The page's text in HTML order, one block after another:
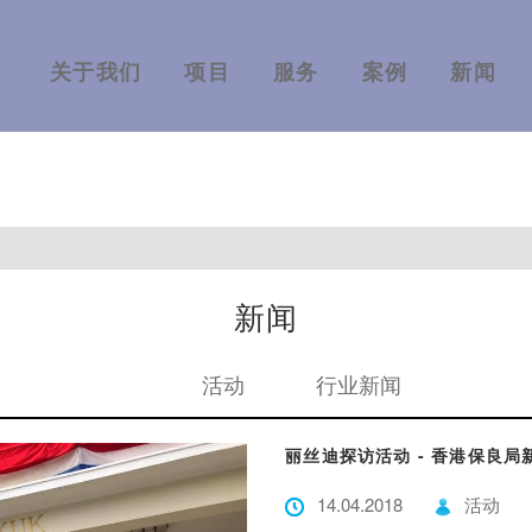
关于我们 项目 服务 案例 新闻
新闻
活动 行业新闻
丽丝迪探访活动 - 香港保良局
14.04.2018 活动